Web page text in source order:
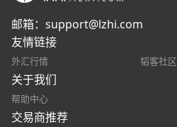
邮箱： support@lzhi.com
友情链接
外汇行情 韬客社区
关于我们
帮助中心
交易商推荐